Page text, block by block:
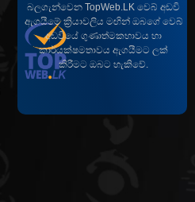
බලගැන්වෙන TopWeb.LK වෙබ් අඩවි
ඇගයීමේ ක්‍රියාවලිය මඟින් ඔබගේ වෙබ්
අඩවියේ ගුණාත්මකභාවය හා
කාර්යක්ෂමතාවය ඇගයීමට ලක්
කිරීමට ඔබට හැකිවේ.